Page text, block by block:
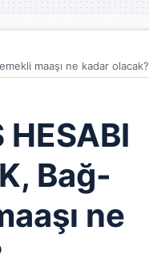
maaşı ne kadar olacak?
Bağ-
ne